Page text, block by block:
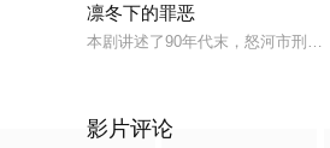
凛冬下的罪恶
本剧讲述了90年代末，怒河市刑侦
影片评论